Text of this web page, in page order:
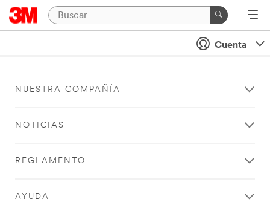
Cuenta
NUESTRA COMPAÑÍA
NOTICIAS
REGLAMENTO
AYUDA